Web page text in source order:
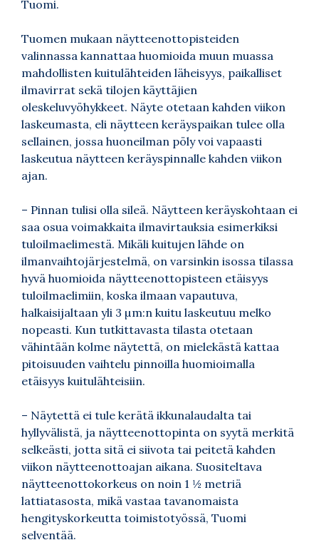
Tuomi.
Tuomen mukaan näytteenottopisteiden
valinnassa kannattaa huomioida muun muassa
mahdollisten kuitulähteiden läheisyys, paikalliset
ilmavirrat sekä tilojen käyttäjien
oleskeluvyöhykkeet. Näyte otetaan kahden viikon
laskeumasta, eli näytteen keräyspaikan tulee olla
sellainen, jossa huoneilman pöly voi vapaasti
laskeutua näytteen keräyspinnalle kahden viikon
ajan.
– Pinnan tulisi olla sileä. Näytteen keräyskohtaan ei
saa osua voimakkaita ilmavirtauksia esimerkiksi
tuloilmaelimestä. Mikäli kuitujen lähde on
ilmanvaihtojärjestelmä, on varsinkin isossa tilassa
hyvä huomioida näytteenottopisteen etäisyys
tuloilmaelimiin, koska ilmaan vapautuva,
halkaisijaltaan yli 3 µm:n kuitu laskeutuu melko
nopeasti. Kun tutkittavasta tilasta otetaan
vähintään kolme näytettä, on mielekästä kattaa
pitoisuuden vaihtelu pinnoilla huomioimalla
etäisyys kuitulähteisiin.
– Näytettä ei tule kerätä ikkunalaudalta tai
hyllyvälistä, ja näytteenottopinta on syytä merkitä
selkeästi, jotta sitä ei siivota tai peitetä kahden
viikon näytteenottoajan aikana. Suositeltava
näytteenottokorkeus on noin 1 ½ metriä
lattiatasosta, mikä vastaa tavanomaista
hengityskorkeutta toimistotyössä, Tuomi
selventää.